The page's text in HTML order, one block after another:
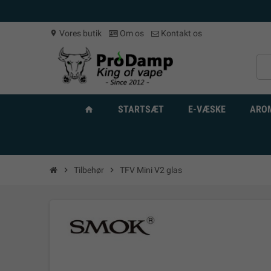
location_on Vores butik Om os Kontakt os
home STARTSÆT E-VÆSKE
chevron_right Tilbehør chevron_right TFV Mini V2 glas